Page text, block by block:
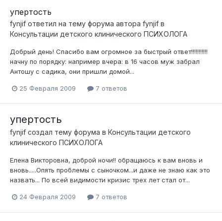
упертость
fynjif ответил на тему форума автора fynjif в
Консультации детского клинического ПСИХОЛОГА
Добрый день! Спасибо вам огромное за быстрый ответ!!!!!!!!!!!
начну по порядку: например вчера: в 16 часов муж забрал
Антошу с садика, они пришли домой...
25 Февраля 2009 7 ответов
упертость
fynjif создал тему форума в Консультации детского
клинического ПСИХОЛОГА
Елена Викторовна, доброй ночи!! обращаюсь к вам вновь и
вновь.....Опять проблемы с сыночком...и даже не знаю как это
назвать... По всей видимости кризис трех лет стал от...
24 Февраля 2009 7 ответов